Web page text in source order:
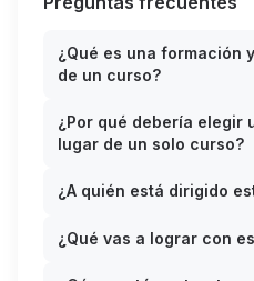
mejor según el tipo de
consistencia en redes
estás usando, deberías
expertos.Cómo lanzarte como
curso? Más de 4 horas de
formato HD 100% online a tu
Mai Pistiner - más de 10 años
¿Qué es una formación
de un curso?
¿Por qué debería elegir
lugar de un solo curso?
¿A quién está dirigido
¿Qué vas a lograr con